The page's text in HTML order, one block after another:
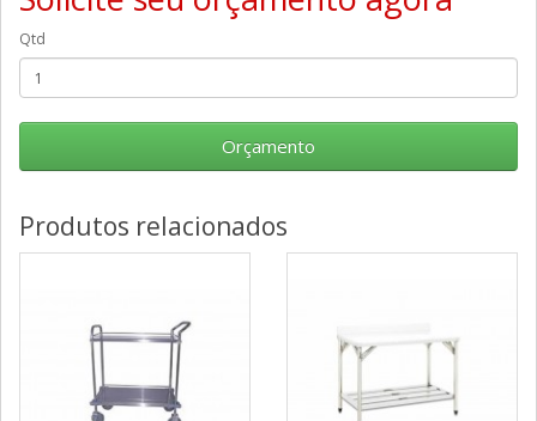
Qtd
Orçamento
Produtos relacionados